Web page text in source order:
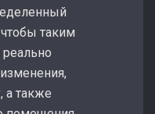
таким
а также